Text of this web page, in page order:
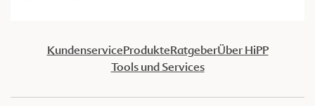
KundenserviceProdukteRatgeberÜber HiPP
Tools und Services